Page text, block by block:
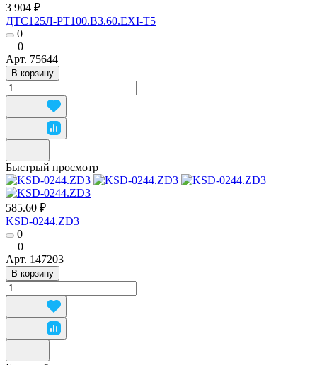
3 904 ₽
ДТС125Л-РТ100.В3.60.ЕХI-Т5
0
0
Арт. 75644
В корзину
Быстрый просмотр
585.60 ₽
KSD-0244.ZD3
0
0
Арт. 147203
В корзину